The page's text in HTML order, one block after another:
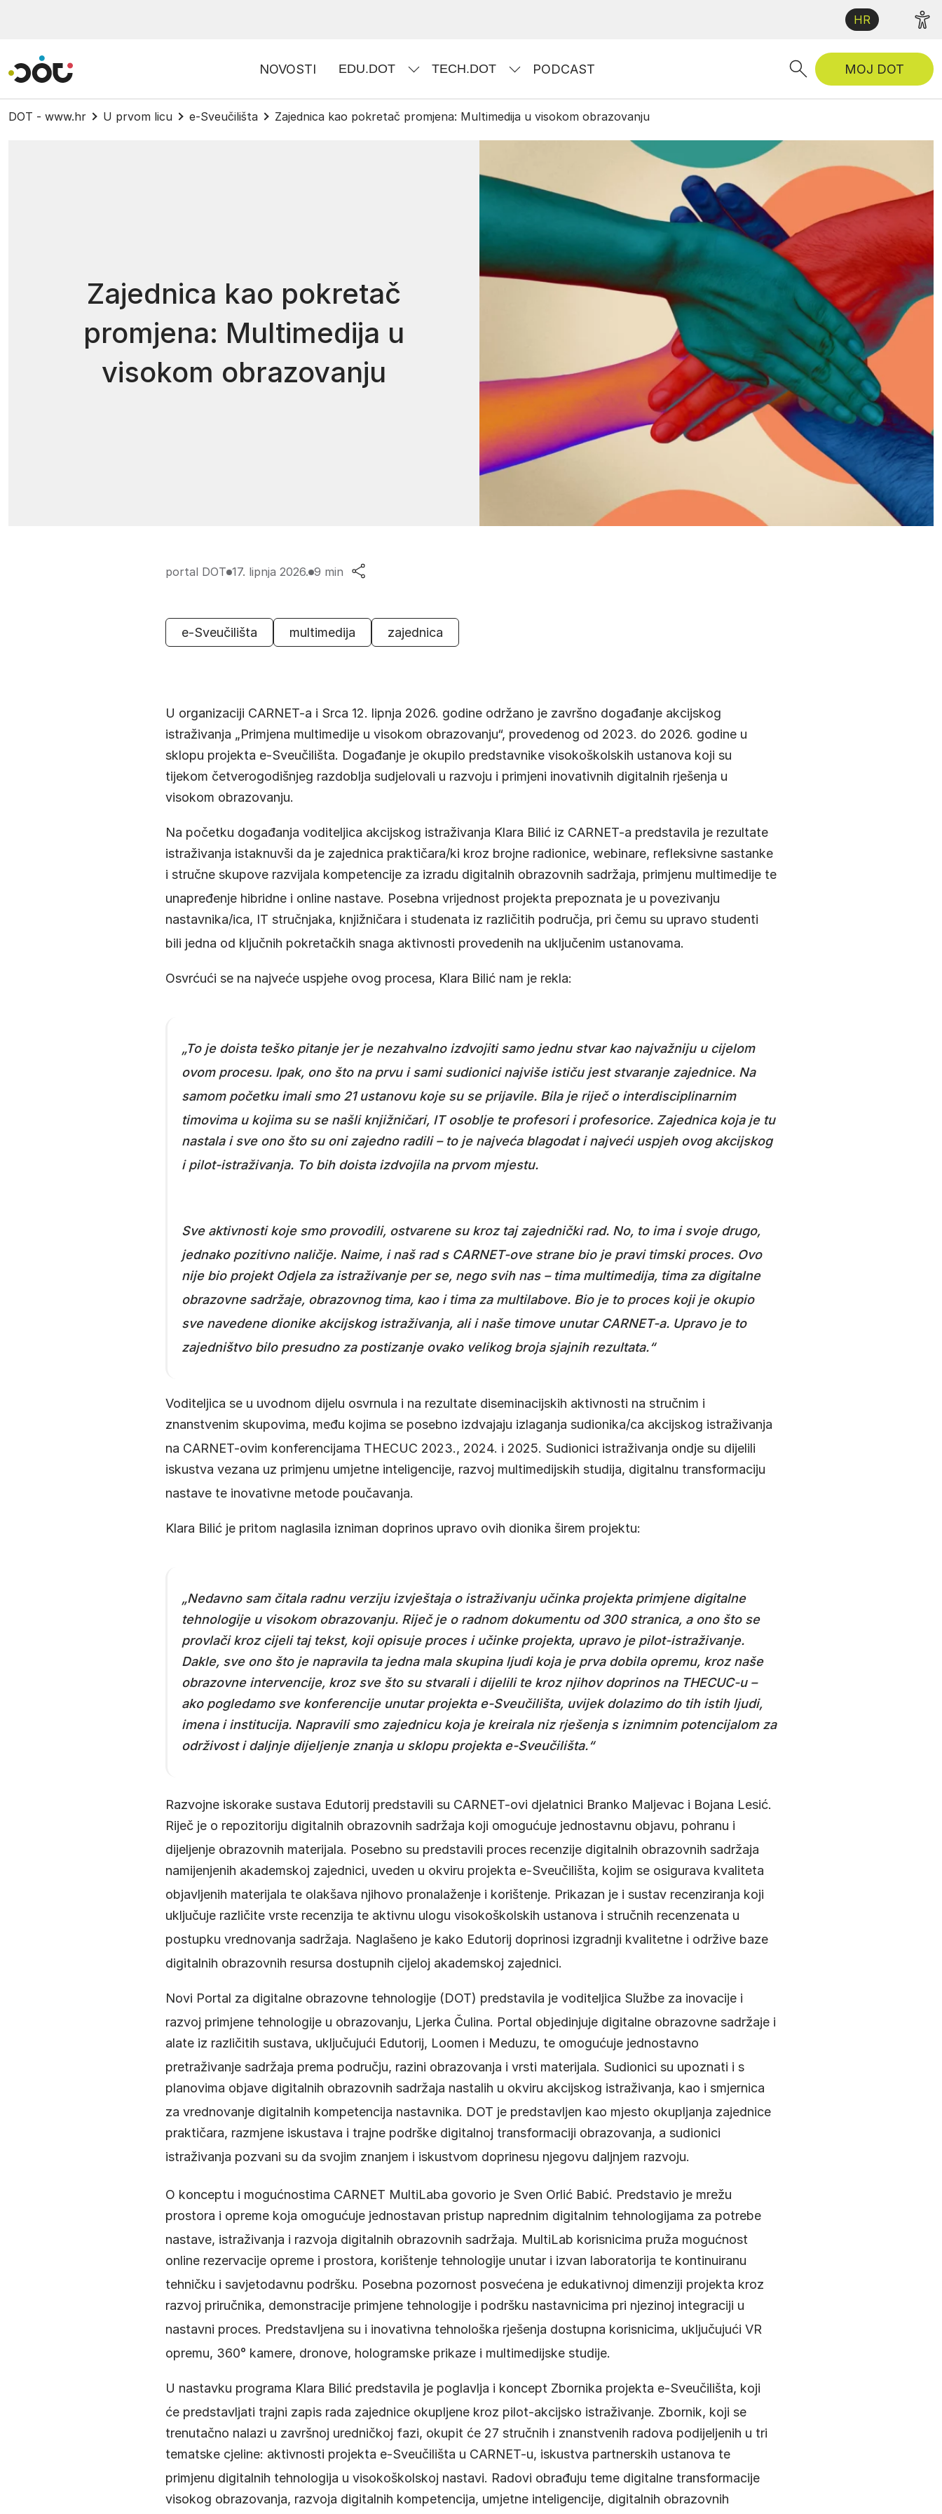
HR
Povratak na naslovnicu NOVOSTI EDU.DOT TECH.DOT PODCAST MOJ DOT
DOT - www.hr U prvom licu e-Sveučilišta Zajednica kao pokretač promjena: Multimedija u visokom obrazovanju
Zajednica kao pokretač
promjena: Multimedija u
visokom obrazovanju
portal DOT 17. lipnja 2026. Procijenjeno vrijeme čitanja:
9 min
e-Sveučilišta multimedija zajednica
U organizaciji CARNET-a i Srca 12. lipnja 2026. godine održano je završno događanje akcijskog
istraživanja „Primjena multimedije u visokom obrazovanju“, provedenog od 2023. do 2026. godine u
sklopu projekta e-Sveučilišta. Događanje je okupilo predstavnike visokoškolskih ustanova koji su
tijekom četverogodišnjeg razdoblja sudjelovali u razvoju i primjeni inovativnih digitalnih rješenja u
visokom obrazovanju.
Na početku događanja voditeljica akcijskog istraživanja Klara Bilić iz CARNET-a predstavila je rezultate
istraživanja istaknuvši da je zajednica praktičara/ki kroz brojne radionice, webinare, refleksivne sastanke
i stručne skupove razvijala kompetencije za izradu digitalnih obrazovnih sadržaja, primjenu multimedije te
unapređenje hibridne i online nastave. Posebna vrijednost projekta prepoznata je u povezivanju
nastavnika/ica, IT stručnjaka, knjižničara i studenata iz različitih područja, pri čemu su upravo studenti
bili jedna od ključnih pokretačkih snaga aktivnosti provedenih na uključenim ustanovama.
Osvrćući se na najveće uspjehe ovog procesa, Klara Bilić nam je rekla:
„To je doista teško pitanje jer je nezahvalno izdvojiti samo jednu stvar kao najvažniju u cijelom
ovom procesu. Ipak, ono što na prvu i sami sudionici najviše ističu jest stvaranje zajednice. Na
samom početku imali smo 21 ustanovu koje su se prijavile. Bila je riječ o interdisciplinarnim
timovima u kojima su se našli knjižničari, IT osoblje te profesori i profesorice. Zajednica koja je tu
nastala i sve ono što su oni zajedno radili – to je najveća blagodat i najveći uspjeh ovog akcijskog
i pilot-istraživanja. To bih doista izdvojila na prvom mjestu.
Sve aktivnosti koje smo provodili, ostvarene su kroz taj zajednički rad. No, to ima i svoje drugo,
jednako pozitivno naličje. Naime, i naš rad s CARNET-ove strane bio je pravi timski proces. Ovo
nije bio projekt Odjela za istraživanje per se, nego svih nas – tima multimedija, tima za digitalne
obrazovne sadržaje, obrazovnog tima, kao i tima za multilabove. Bio je to proces koji je okupio
sve navedene dionike akcijskog istraživanja, ali i naše timove unutar CARNET-a. Upravo je to
zajedništvo bilo presudno za postizanje ovako velikog broja sjajnih rezultata.“
Voditeljica se u uvodnom dijelu osvrnula i na rezultate diseminacijskih aktivnosti na stručnim i
znanstvenim skupovima, među kojima se posebno izdvajaju izlaganja sudionika/ca akcijskog istraživanja
na CARNET-ovim konferencijama THECUC 2023., 2024. i 2025. Sudionici istraživanja ondje su dijelili
iskustva vezana uz primjenu umjetne inteligencije, razvoj multimedijskih studija, digitalnu transformaciju
nastave te inovativne metode poučavanja.
Klara Bilić je pritom naglasila izniman doprinos upravo ovih dionika širem projektu:
„Nedavno sam čitala radnu verziju izvještaja o istraživanju učinka projekta primjene digitalne
tehnologije u visokom obrazovanju. Riječ je o radnom dokumentu od 300 stranica, a ono što se
provlači kroz cijeli taj tekst, koji opisuje proces i učinke projekta, upravo je pilot-istraživanje.
Dakle, sve ono što je napravila ta jedna mala skupina ljudi koja je prva dobila opremu, kroz naše
obrazovne intervencije, kroz sve što su stvarali i dijelili te kroz njihov doprinos na THECUC-u –
ako pogledamo sve konferencije unutar projekta e-Sveučilišta, uvijek dolazimo do tih istih ljudi,
imena i institucija. Napravili smo zajednicu koja je kreirala niz rješenja s iznimnim potencijalom za
održivost i daljnje dijeljenje znanja u sklopu projekta e-Sveučilišta.“
Razvojne iskorake sustava Edutorij predstavili su CARNET-ovi djelatnici Branko Maljevac i Bojana Lesić.
Riječ je o repozitoriju digitalnih obrazovnih sadržaja koji omogućuje jednostavnu objavu, pohranu i
dijeljenje obrazovnih materijala. Posebno su predstavili proces recenzije digitalnih obrazovnih sadržaja
namijenjenih akademskoj zajednici, uveden u okviru projekta e-Sveučilišta, kojim se osigurava kvaliteta
objavljenih materijala te olakšava njihovo pronalaženje i korištenje. Prikazan je i sustav recenziranja koji
uključuje različite vrste recenzija te aktivnu ulogu visokoškolskih ustanova i stručnih recenzenata u
postupku vrednovanja sadržaja. Naglašeno je kako Edutorij doprinosi izgradnji kvalitetne i održive baze
digitalnih obrazovnih resursa dostupnih cijeloj akademskoj zajednici.
Novi Portal za digitalne obrazovne tehnologije (DOT) predstavila je voditeljica Službe za inovacije i
razvoj primjene tehnologije u obrazovanju, Ljerka Čulina. Portal objedinjuje digitalne obrazovne sadržaje i
alate iz različitih sustava, uključujući Edutorij, Loomen i Meduzu, te omogućuje jednostavno
pretraživanje sadržaja prema području, razini obrazovanja i vrsti materijala. Sudionici su upoznati i s
planovima objave digitalnih obrazovnih sadržaja nastalih u okviru akcijskog istraživanja, kao i smjernica
za vrednovanje digitalnih kompetencija nastavnika. DOT je predstavljen kao mjesto okupljanja zajednice
praktičara, razmjene iskustava i trajne podrške digitalnoj transformaciji obrazovanja, a sudionici
istraživanja pozvani su da svojim znanjem i iskustvom doprinesu njegovu daljnjem razvoju.
O konceptu i mogućnostima CARNET MultiLaba govorio je Sven Orlić Babić. Predstavio je mrežu
prostora i opreme koja omogućuje jednostavan pristup naprednim digitalnim tehnologijama za potrebe
nastave, istraživanja i razvoja digitalnih obrazovnih sadržaja. MultiLab korisnicima pruža mogućnost
online rezervacije opreme i prostora, korištenje tehnologije unutar i izvan laboratorija te kontinuiranu
tehničku i savjetodavnu podršku. Posebna pozornost posvećena je edukativnoj dimenziji projekta kroz
razvoj priručnika, demonstracije primjene tehnologije i podršku nastavnicima pri njezinoj integraciji u
nastavni proces. Predstavljena su i inovativna tehnološka rješenja dostupna korisnicima, uključujući VR
opremu, 360° kamere, dronove, hologramske prikaze i multimedijske studije.
U nastavku programa Klara Bilić predstavila je poglavlja i koncept Zbornika projekta e-Sveučilišta, koji
će predstavljati trajni zapis rada zajednice okupljene kroz pilot-akcijsko istraživanje. Zbornik, koji se
trenutačno nalazi u završnoj uredničkoj fazi, okupit će 27 stručnih i znanstvenih radova podijeljenih u tri
tematske cjeline: aktivnosti projekta e-Sveučilišta u CARNET-u, iskustva partnerskih ustanova te
primjenu digitalnih tehnologija u visokoškolskoj nastavi. Radovi obrađuju teme digitalne transformacije
visokog obrazovanja, razvoja digitalnih kompetencija, umjetne inteligencije, digitalnih obrazovnih